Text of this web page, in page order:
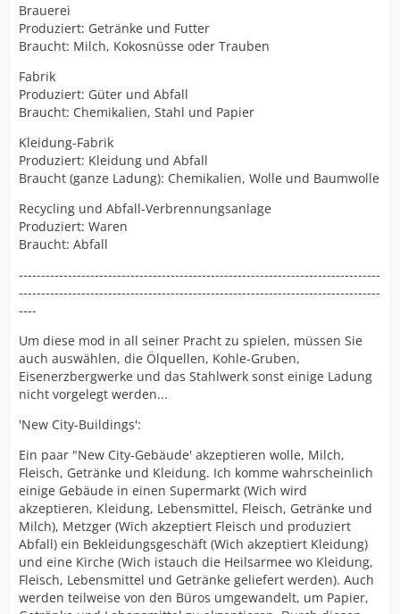
Brauerei
Produziert: Getränke und Futter
Braucht: Milch, Kokosnüsse oder Trauben
Fabrik
Produziert: Güter und Abfall
Braucht: Chemikalien, Stahl und Papier
Kleidung-Fabrik
Produziert: Kleidung und Abfall
Braucht (ganze Ladung): Chemikalien, Wolle und Baumwolle
Recycling und Abfall-Verbrennungsanlage
Produziert: Waren
Braucht: Abfall
---------------------------------------------------------------------------------
---------------------------------------------------------------------------------
----
Um diese mod in all seiner Pracht zu spielen, müssen Sie
auch auswählen, die Ölquellen, Kohle-Gruben,
Eisenerzbergwerke und das Stahlwerk sonst einige Ladung
nicht vorgelegt werden...
'New City-Buildings':
Ein paar "New City-Gebäude' akzeptieren wolle, Milch,
Fleisch, Getränke und Kleidung. Ich komme wahrscheinlich
einige Gebäude in einen Supermarkt (Wich wird
akzeptieren, Kleidung, Lebensmittel, Fleisch, Getränke und
Milch), Metzger (Wich akzeptiert Fleisch und produziert
Abfall) ein Bekleidungsgeschäft (Wich akzeptiert Kleidung)
und eine Kirche (Wich istauch die Heilsarmee wo Kleidung,
Fleisch, Lebensmittel und Getränke geliefert werden). Auch
werden teilweise von den Büros umgewandelt, um Papier,